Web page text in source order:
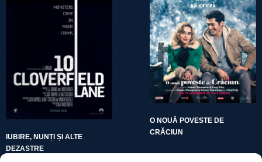
IUBIRE, NUNȚI ȘI ALTE
DEZASTRE
O NOUĂ POVESTE DE
CRĂCIUN